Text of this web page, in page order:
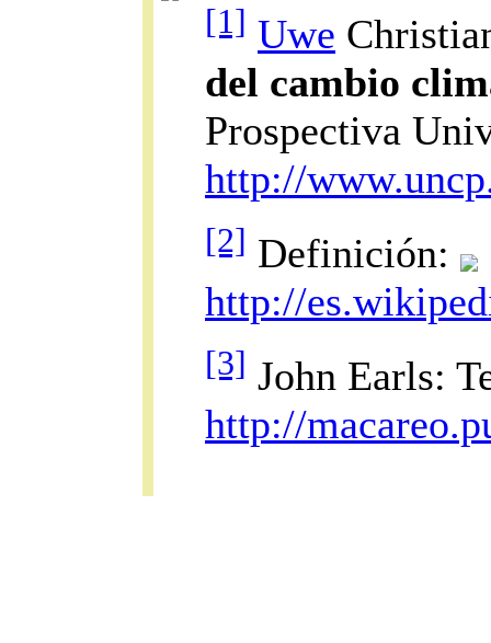
[1] Uwe
del cambio
Prospectiva
http://
[2] Definición:
http://
[3] John Earls:
http://